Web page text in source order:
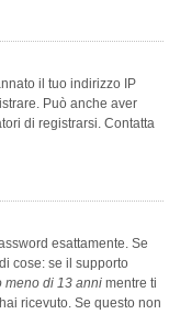
il tuo indirizzo IP
Può anche aver
di registrarsi. Contatta
esattamente. Se
cose: se il supporto
meno di 13 anni mentre ti
ricevuto. Se questo non